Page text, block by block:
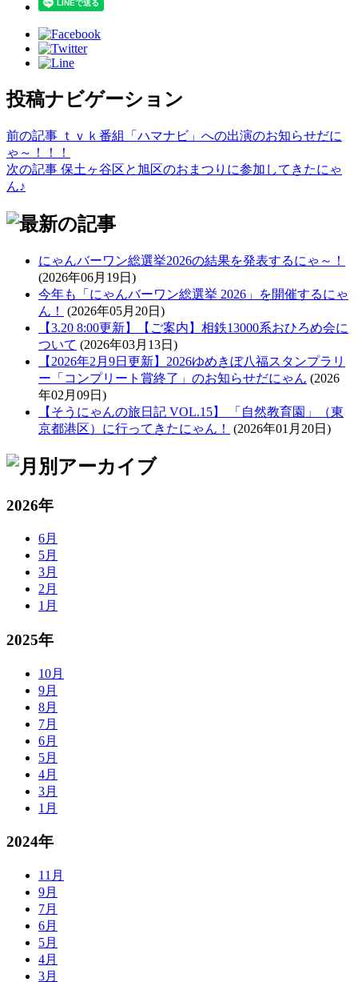
投稿ナビゲーション
前の記事 ｔｖｋ番組「ハマナビ」への出演のお知らせだに
ゃ～！！！
次の記事 保土ヶ谷区と旭区のおまつりに参加してきたにゃ
ん♪
にゃんバーワン総選挙2026の結果を発表するにゃ～！
(2026年06月19日)
今年も「にゃんバーワン総選挙 2026」を開催するにゃ
ん！
(2026年05月20日)
【3.20 8:00更新】【ご案内】相鉄13000系おひろめ会に
ついて (2026年03月13日)
【2026年2月9日更新】2026ゆめきぼ八福スタンプラリ
ー「コンプリート賞終了」のお知らせだにゃん (2026
年02月09日)
【そうにゃんの旅日記 VOL.15】 「自然教育園」（東
京都港区）に行ってきたにゃん！
(2026年01月20日)
2026年
6月
5月
3月
2月
1月
2025年
10月
9月
8月
7月
6月
5月
4月
3月
1月
2024年
11月
9月
7月
6月
5月
4月
3月